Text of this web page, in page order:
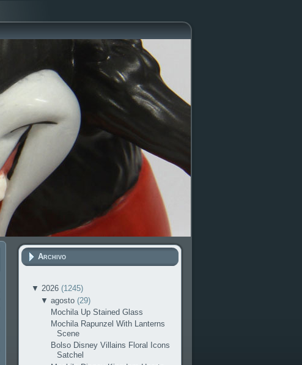
Archivo
▼ 2026 (1245)
▼agosto(29)
Mochila Up Stained Glass
Mochila Rapunzel With Lanterns
Scene
Bolso Disney Villains Floral Icons
Satchel